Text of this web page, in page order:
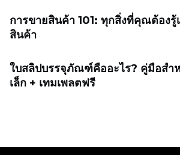
การขายสินค้า 101: ทุกสิ่งที่คุณต้องรู้
สินค้า
ใบสลิปบรรจุภัณฑ์คืออะไร? คู่มือสำ
เล็ก + เทมเพลตฟรี